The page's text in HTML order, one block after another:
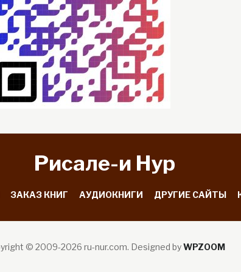
Рисале-и Hyp
ЗАКАЗ КНИГ АУДИОКНИГИ ДРУГИЕ САЙТЫ
© 2009-2026 ru-nur.com. Designed byWPZOOM